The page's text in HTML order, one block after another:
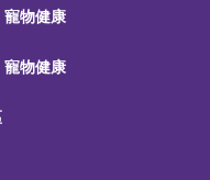
物健康
物健康